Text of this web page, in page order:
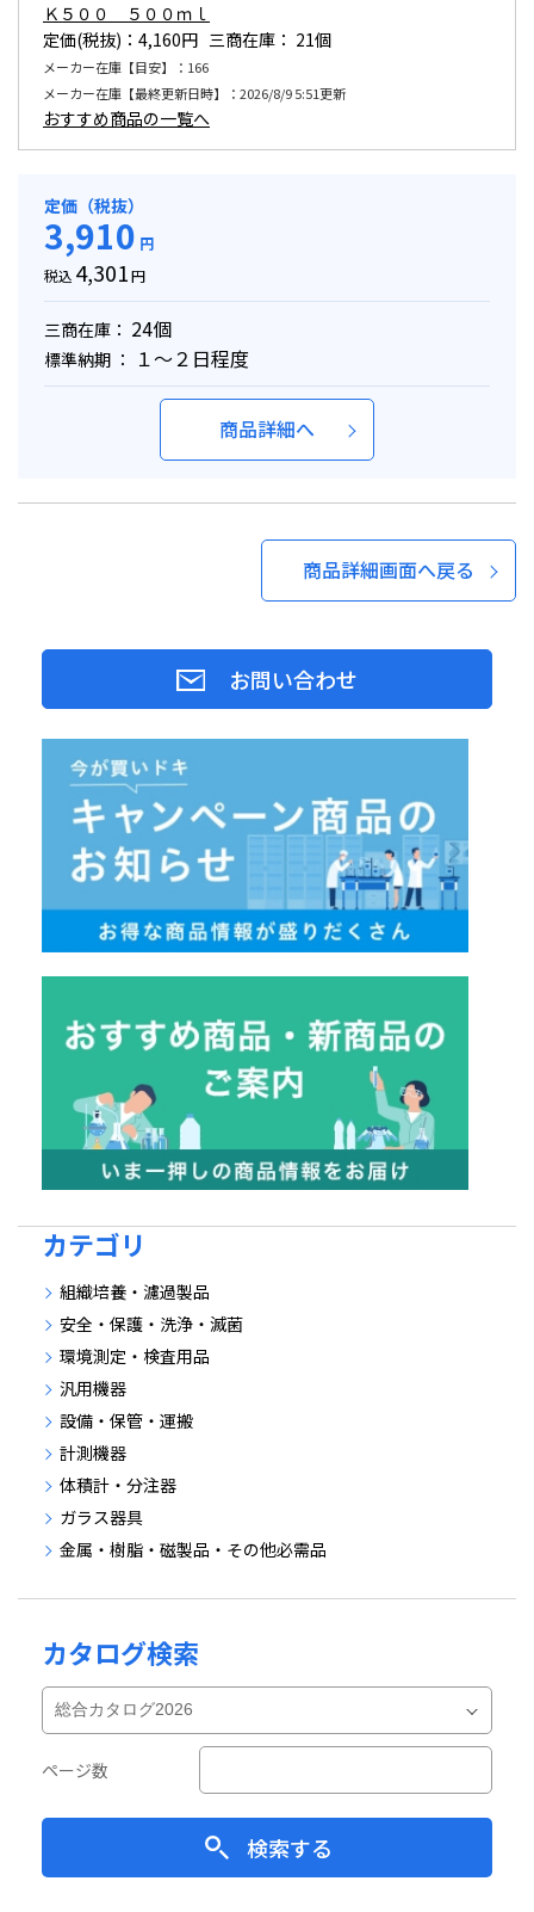
Ｋ５００ ５００ｍｌ
定価(税抜)：4,160円 三商在庫： 21個
メーカー在庫【目安】：166
メーカー在庫【最終更新日時】：2026/8/9 5:51更新
おすすめ商品の一覧へ
定価（税抜）
3,910 円
税込 4,301円
三商在庫： 24個
標準納期 ： １～２日程度
商品詳細へ
商品詳細画面へ戻る
お問い合わせ
カテゴリ
組織培養・濾過製品
安全・保護・洗浄・滅菌
環境測定・検査用品
汎用機器
設備・保管・運搬
計測機器
体積計・分注器
ガラス器具
金属・樹脂・磁製品・その他必需品
カタログ検索
ページ数
検索する